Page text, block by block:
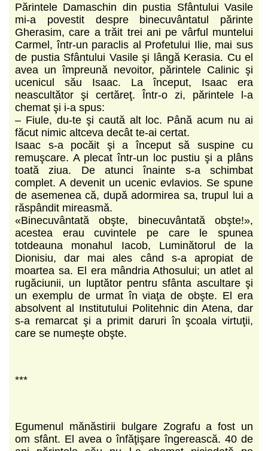
Părintele Damaschin din pustia Sfântului Vasile
mi-a povestit despre binecuvântatul părinte
Gherasim, care a trăit trei ani pe vârful muntelui
Carmel, într-un paraclis al Profetului Ilie, mai sus
de pustia Sfântului Vasile şi lângă Kerasia. Cu el
avea un împreună nevoitor, părintele Calinic şi
ucenicul său Isaac. La început, Isaac era
neascultător şi certăreţ. Într-o zi, părintele l-a
chemat şi i-a spus:
– Fiule, du-te şi caută alt loc. Până acum nu ai
făcut nimic altceva decât te-ai certat.
Isaac s-a pocăit şi a început să suspine cu
remuşcare. A plecat într-un loc pustiu şi a plâns
toată ziua. De atunci înainte s-a schimbat
complet. A devenit un ucenic evlavios. Se spune
de asemenea că, după adormirea sa, trupul lui a
răspândit mireasmă.
«Binecuvântată obşte, binecuvântată obşte!»,
acestea erau cuvintele pe care le spunea
totdeauna monahul Iacob, Luminătorul de la
Dionisiu, dar mai ales când s-a apropiat de
moartea sa. El era mândria Athosului; un atlet al
rugăciunii, un luptător pentru sfânta ascultare şi
un exemplu de urmat în viaţa de obşte. El era
absolvent al Institutului Politehnic din Atena, dar
s-a remarcat şi a primit daruri în şcoala virtuţii,
care se numeşte obşte.
***
Egumenul mănăstirii bulgare Zografu a fost un
om sfânt. El avea o înfăţişare îngerească. 40 de